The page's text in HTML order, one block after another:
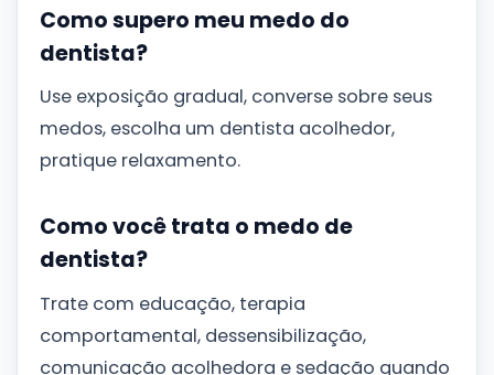
Como supero meu medo do
dentista?
Use exposição gradual, converse sobre seus
medos, escolha um dentista acolhedor,
pratique relaxamento.
Como você trata o medo de
dentista?
Trate com educação, terapia
comportamental, dessensibilização,
comunicação acolhedora e sedação quando